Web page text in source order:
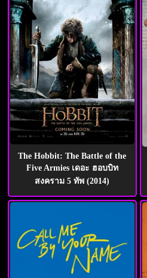
The Hobbit: The Battle of the
Five Armies เดอะ ฮอบบิท
สงคราม 5 ทัพ (2014)